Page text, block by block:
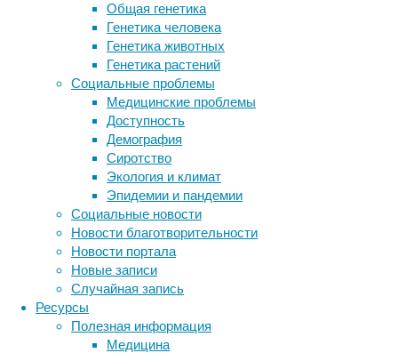
Общая генетика
Генетика человека
Генетика животных
Генетика растений
Социальные проблемы
Медицинские проблемы
Доступность
Демография
Сиротство
Экология и климат
Эпидемии и пандемии
Социальные новости
Новости благотворительности
Новости портала
Новые записи
Случайная запись
Ресурсы
Полезная информация
Медицина
этом
году
выберите
для
своего
праздничного
события
уникальную
площадку
«ЗаБерег»,
расположенную
на
живописном
берегу
Невы.
Это
место
сочетает